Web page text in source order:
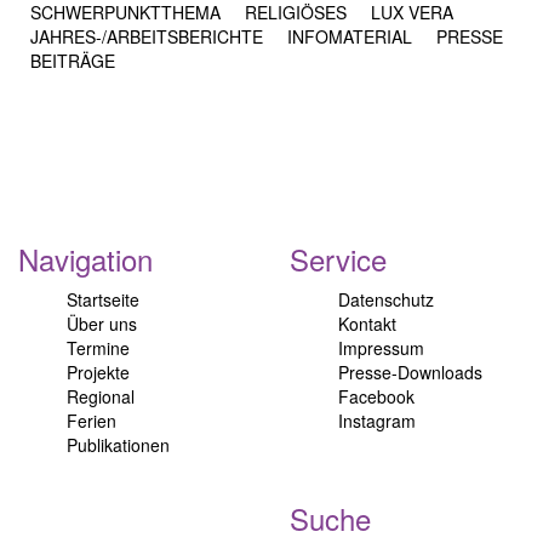
SCHWERPUNKTTHEMA RELIGIÖSES
LUX VERA
JAHRES-/​ARBEITSBERICHTE
INFOMATERIAL
PRESSE
BEITRÄGE
Navigation
Startseite
Über uns
Termine
Projekte
Regional
Ferien
Publikationen
Service
Datenschutz
Kontakt
Impressum
Presse-Downloads
Facebook
Instagram
Suche